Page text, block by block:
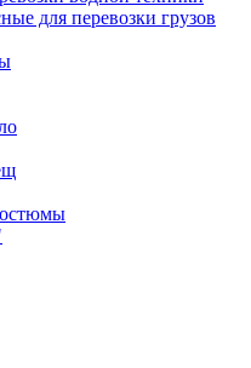
для перевозки грузов